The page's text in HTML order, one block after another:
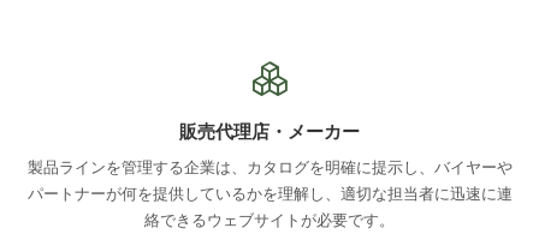
販売代理店・メーカー
製品ラインを管理する企業は、カタログを明確に提示し、バイヤーや
パートナーが何を提供しているかを理解し、適切な担当者に迅速に連
絡できるウェブサイトが必要です。